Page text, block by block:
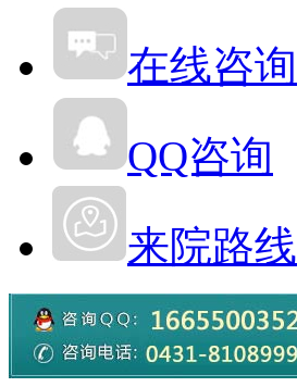
在线咨询
QQ咨询
来院路线